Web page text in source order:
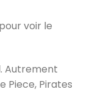
voir le
Autrement
Piece, Pirates